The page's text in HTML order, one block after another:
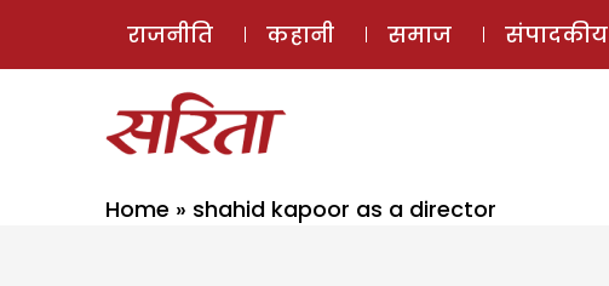
राजनीति कहानी समाज संपादकीय
Home » shahid kapoor as a director